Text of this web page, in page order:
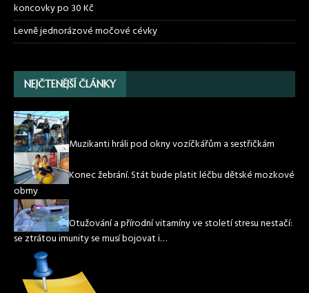
koncovky po 30 Kč
Levně jednorázové močové cévky
NEJČTENĚJŠÍ ČLÁNKY
Muzikanti hráli pod okny vozíčkářům a sestřičkám
Konec žebrání. Stát bude platit léčbu dětské mozkové
obrny
Otužování a přírodní vitamíny ve století stresu nestačí:
se ztrátou imunity se musí bojovat i…